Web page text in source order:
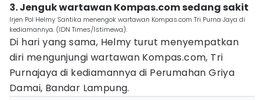
3. Jenguk wartawan Kompas.com sedang sakit
Irjen Pol Helmy Santika menengok wartawan Kompas.com Tri Purna Jaya di
kediamannya. (IDN Times/Istimewa).
Di hari yang sama, Helmy turut menyempatkan
diri mengunjungi wartawan Kompas.com, Tri
Purnajaya di kediamannya di Perumahan Griya
Damai, Bandar Lampung.